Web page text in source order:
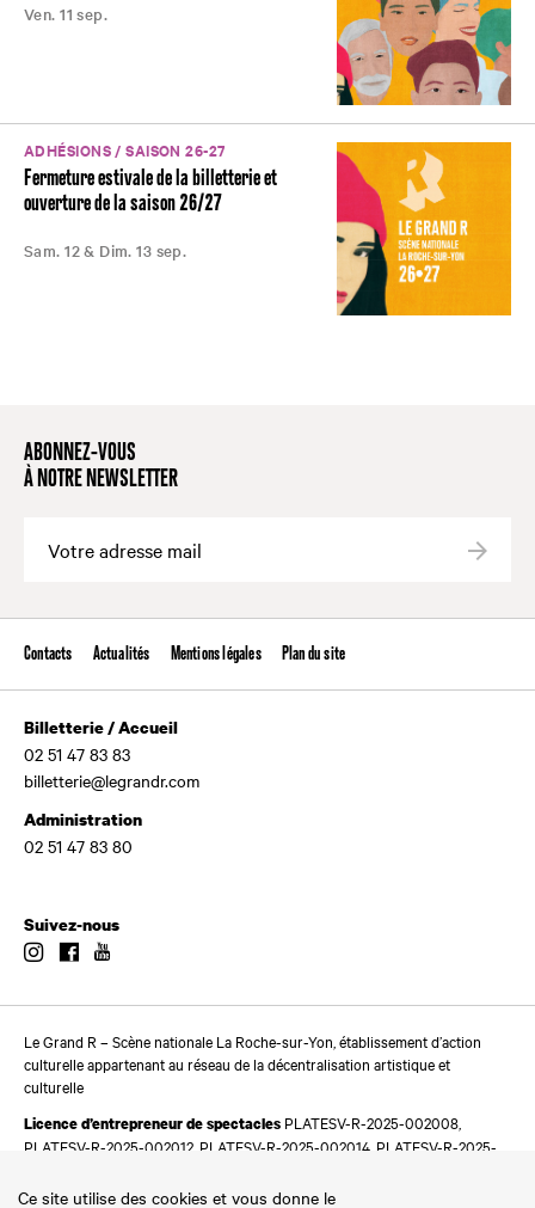
Ven. 11 sep.
ADHÉSIONS / SAISON 26-27
Fermeture estivale de la billetterie et
ouverture de la saison 26/27
Sam. 12 & Dim. 13 sep.
ABONNEZ-VOUS
À NOTRE NEWSLETTER
Contacts Actualités Mentions légales Plan du site
Billetterie / Accueil
02 51 47 83 83
billetterie@legrandr.com
Administration
02 51 47 83 80
Suivez-nous
InstagramFacebook
Le Grand R – Scène nationale La Roche-sur-Yon, établissement d’action
culturelle appartenant au réseau de la décentralisation artistique et
culturelle
Licence d’entrepreneur de spectacles PLATESV-R-2025-002008,
PLATESV-R-2025-002012, PLATESV-R-2025-002014, PLATESV-R-2025-
Ce site utilise des cookies et vous donne le